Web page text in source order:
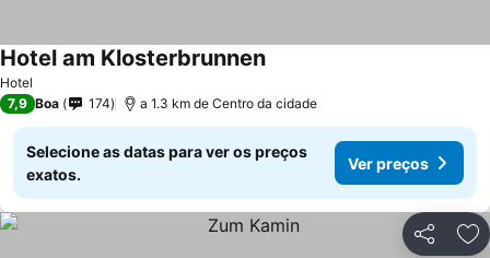
Hotel
Hotel am Klosterbrunnen
7,9 Boa 174 a 1.3 km de Centro da cidade
Selecione as datas para ver os preços
exatos.
Ver preços
Partilhar